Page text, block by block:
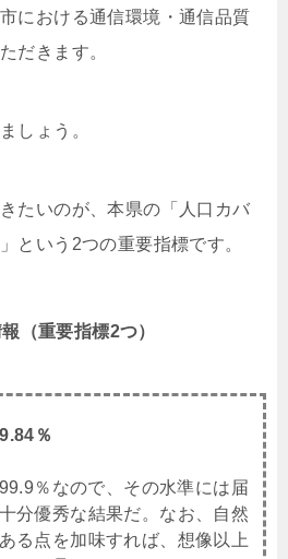
における通信環境・通信品質
だきます。
しょう。
たいのが、本県の「人口カバ
という2つの重要指標です。
（重要指標2つ）
％
％なので、その水準には届
分優秀な結果だ。なお、自然
る点を加味すれば、想像以上